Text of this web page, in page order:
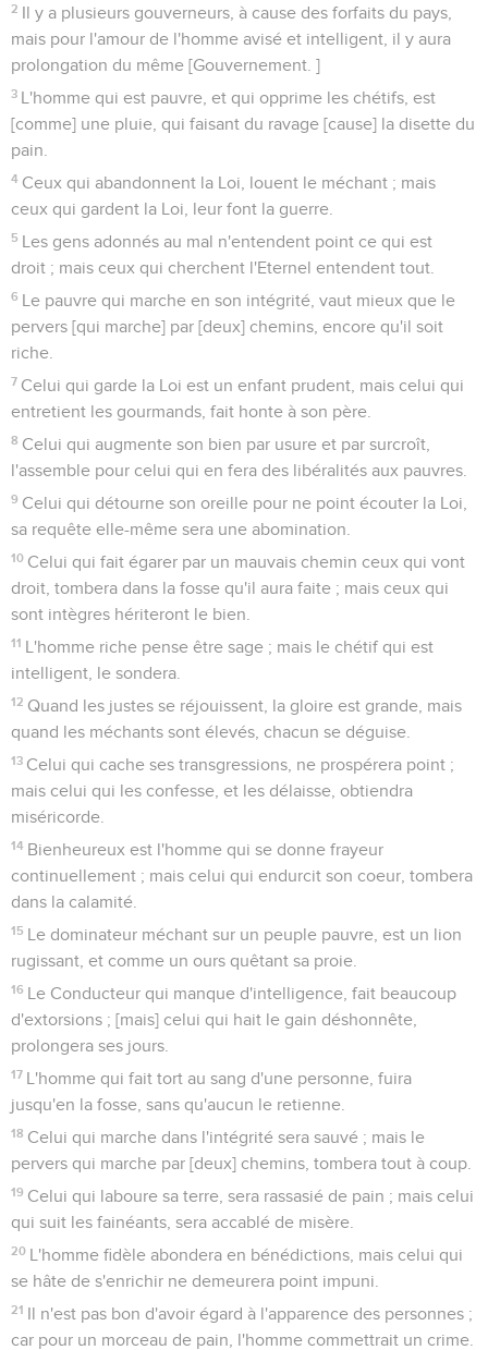
2 Il y a plusieurs gouverneurs, à cause des forfaits du pays,
mais pour l'amour de l'homme avisé et intelligent, il y aura
prolongation du même [Gouvernement. ]
3 L'homme qui est pauvre, et qui opprime les chétifs, est
[comme] une pluie, qui faisant du ravage [cause] la disette du
pain.
4 Ceux qui abandonnent la Loi, louent le méchant ; mais
ceux qui gardent la Loi, leur font la guerre.
5 Les gens adonnés au mal n'entendent point ce qui est
droit ; mais ceux qui cherchent l'Eternel entendent tout.
6 Le pauvre qui marche en son intégrité, vaut mieux que le
pervers [qui marche] par [deux] chemins, encore qu'il soit
riche.
7 Celui qui garde la Loi est un enfant prudent, mais celui qui
entretient les gourmands, fait honte à son père.
8 Celui qui augmente son bien par usure et par surcroît,
l'assemble pour celui qui en fera des libéralités aux pauvres.
9 Celui qui détourne son oreille pour ne point écouter la Loi,
sa requête elle-même sera une abomination.
10 Celui qui fait égarer par un mauvais chemin ceux qui vont
droit, tombera dans la fosse qu'il aura faite ; mais ceux qui
sont intègres hériteront le bien.
11 L'homme riche pense être sage ; mais le chétif qui est
intelligent, le sondera.
12 Quand les justes se réjouissent, la gloire est grande, mais
quand les méchants sont élevés, chacun se déguise.
13 Celui qui cache ses transgressions, ne prospérera point ;
mais celui qui les confesse, et les délaisse, obtiendra
miséricorde.
14 Bienheureux est l'homme qui se donne frayeur
continuellement ; mais celui qui endurcit son coeur, tombera
dans la calamité.
15 Le dominateur méchant sur un peuple pauvre, est un lion
rugissant, et comme un ours quêtant sa proie.
16 Le Conducteur qui manque d'intelligence, fait beaucoup
d'extorsions ; [mais] celui qui hait le gain déshonnête,
prolongera ses jours.
17 L'homme qui fait tort au sang d'une personne, fuira
jusqu'en la fosse, sans qu'aucun le retienne.
18 Celui qui marche dans l'intégrité sera sauvé ; mais le
pervers qui marche par [deux] chemins, tombera tout à coup.
19 Celui qui laboure sa terre, sera rassasié de pain ; mais celui
qui suit les fainéants, sera accablé de misère.
20 L'homme fidèle abondera en bénédictions, mais celui qui
se hâte de s'enrichir ne demeurera point impuni.
21 Il n'est pas bon d'avoir égard à l'apparence des personnes ;
car pour un morceau de pain, l'homme commettrait un crime.